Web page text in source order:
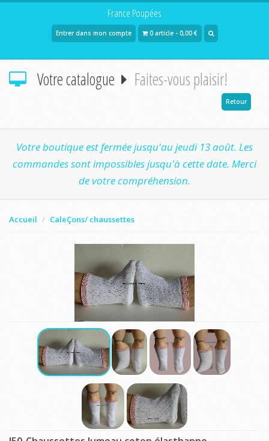
France Poupées
Entrer dans mon compte 0 article - 0,00 €
Votre catalogue Faites-vous plaisir!
Retour
Votre boutique est fermée jusqu'au jeudi 13 août. Les
commandes sont impossibles jusqu'à cette date. Merci
de votre compréhension.
Accueil CaleÇons/ chaussettes